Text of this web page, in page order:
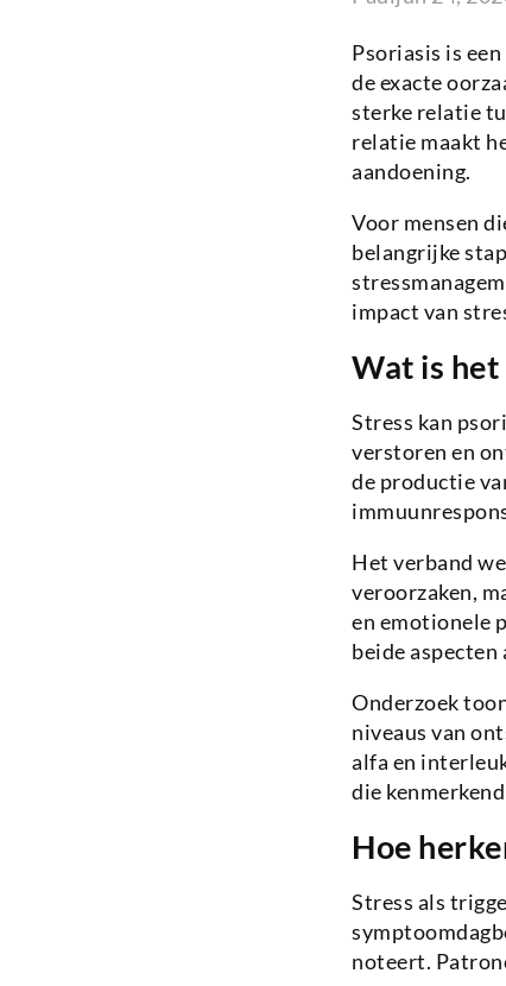
Psoriasis is
de exacte
sterke relatie
relatie maakt
aandoening.
Voor mensen
belangrijke
impact van
Wat is het
Stress kan
verstoren en
de productie
Het verband
veroorzaken,
en emotionele
beide aspecten
Onderzoek
niveaus van
alfa en
die
Hoe
Stress als
noteert.